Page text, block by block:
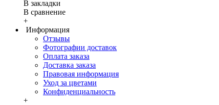
В закладки
В сравнение
+
Информация
Отзывы
Фотографии доставок
Оплата заказа
Доставка заказа
Правовая информация
Уход за цветами
Конфиденциальность
+